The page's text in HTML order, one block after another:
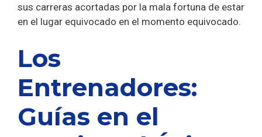
sus carreras acortadas por la mala fortuna de estar
en el lugar equivocado en el momento equivocado.
Los
Entrenadores:
Guías en el